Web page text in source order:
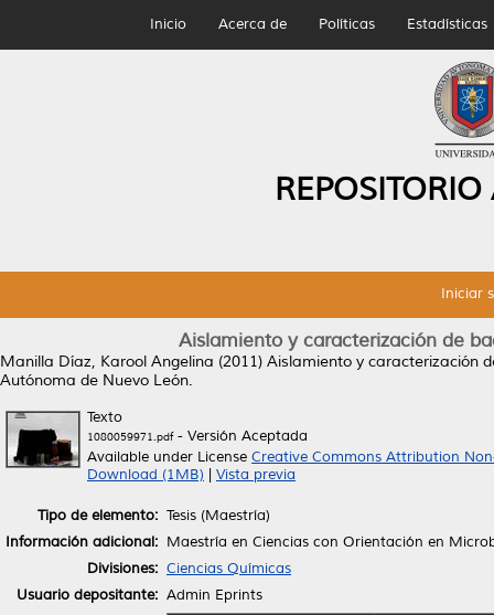
Inicio Acerca de Políticas Estadísticas
Iniciar
Aislamiento y caracterización de
Manilla Díaz, Karool Angelina (2011) Aislamiento y caracterización
Autónoma de Nuevo León.
Texto
1080059971.pdf- Versión Aceptada
Available under License Creative Commons Attribution
Download (1MB)
Vista previa
Tipo de elemento: Tesis (Maestría)
Información adicional: Maestría en Ciencias con Orientación en
Divisiones: Ciencias Químicas
Usuario depositante: Admin Eprints